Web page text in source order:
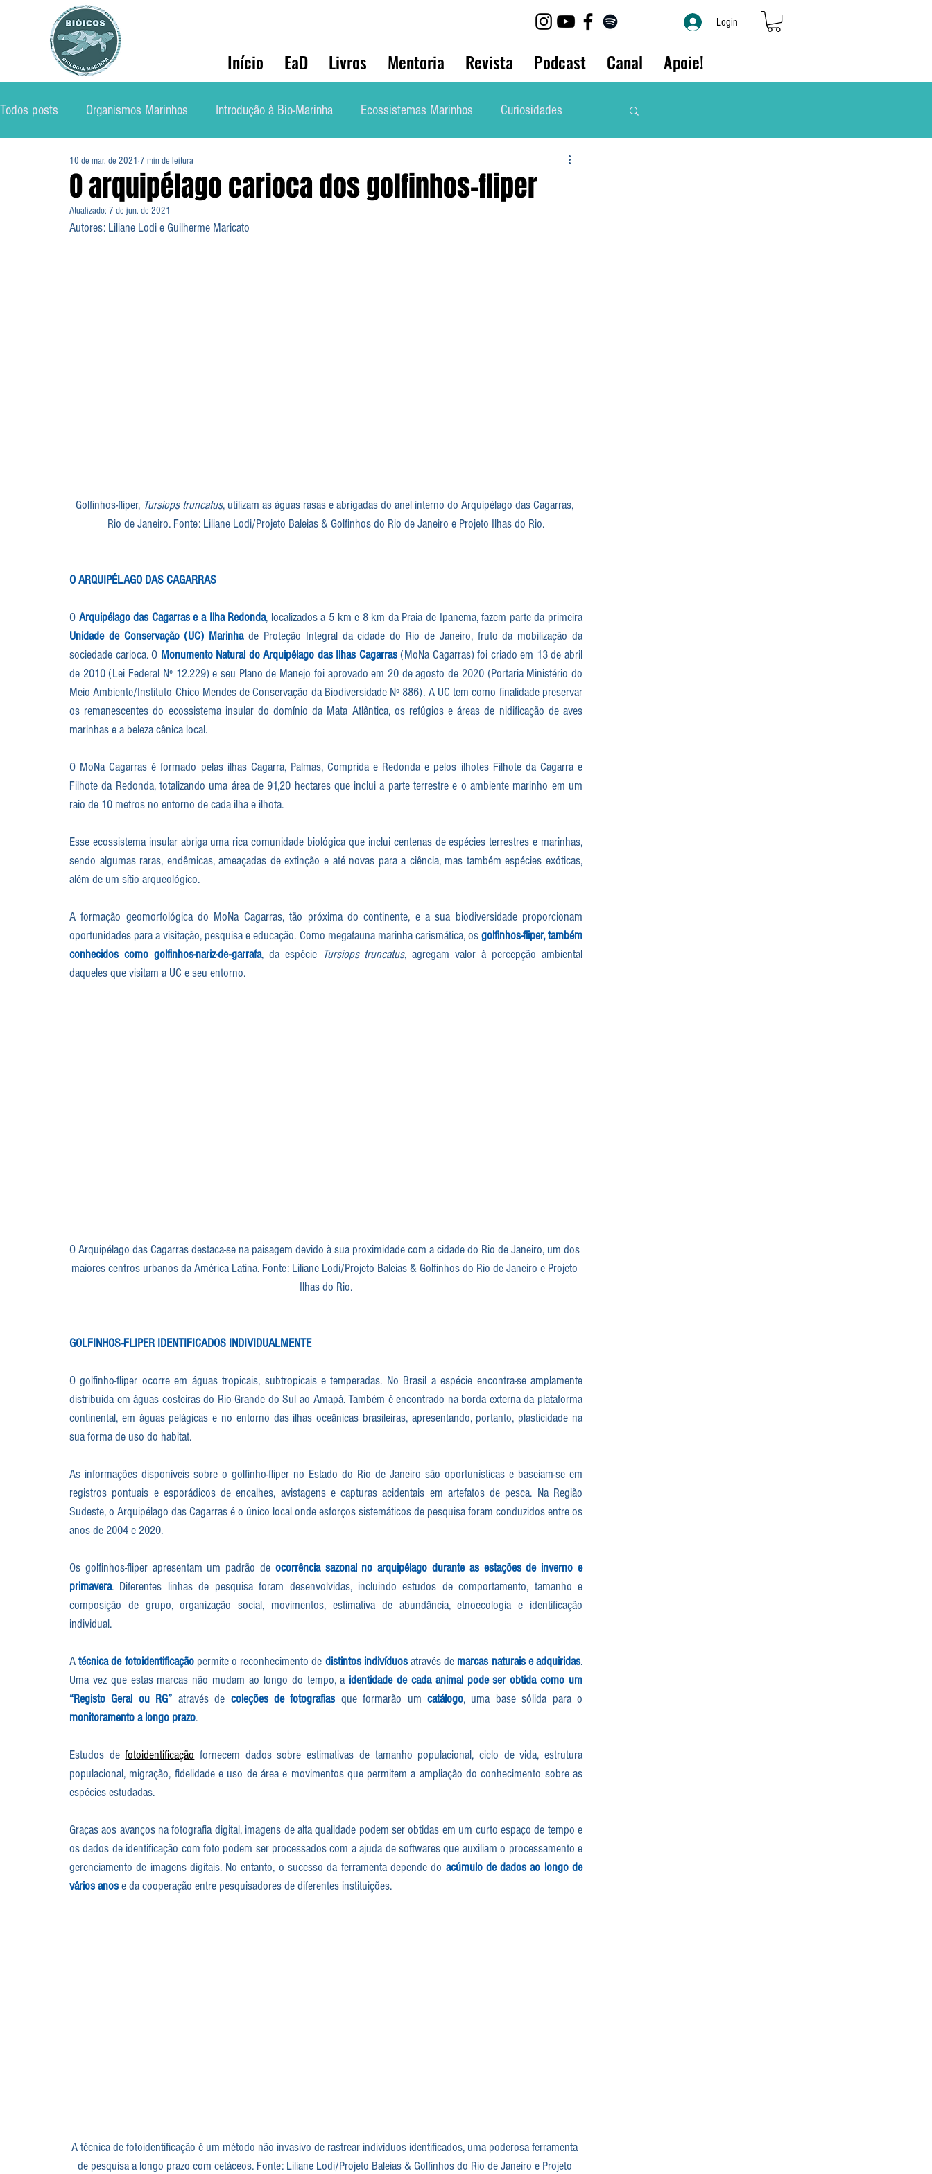
Login
Início EaD Livros Mentoria Revista Podcast Canal Apoie!
Todos posts Organismos Marinhos Introdução à Bio-Marinha Ecossistemas Marinhos Curiosidades
Conservação Ecologia Marinha
Soluções Ambientais Marinhas Biólog@s Marinh@s
O arquipélago carioca dos golfinhos-fliper
10 de mar. de 2021 7 min de leitura
Atualizado: 7 de jun. de 2021
Autores: Liliane Lodi e Guilherme Maricato
Golfinhos-fliper, Tursiops truncatus, utilizam as águas rasas e abrigadas do anel interno do Arquipélago das Cagarras,
Rio de Janeiro. Fonte: Liliane Lodi/Projeto Baleias & Golfinhos do Rio de Janeiro e Projeto Ilhas do Rio.
O ARQUIPÉLAGO DAS CAGARRAS
O Arquipélago das Cagarras e a Ilha Redonda
Unidade de Conservação (UC) Marinha de Proteção Integral da cidade do Rio de Janeiro, fruto da mobilização da
sociedade carioca. O Monumento Natural do Arquipélago das Ilhas Cagarras (MoNa Cagarras) foi criado em 13 de abril
de 2010 (Lei Federal Nº 12.229) e seu Plano de Manejo foi aprovado em 20 de agosto de 2020 (Portaria Ministério do
Meio Ambiente/Instituto Chico Mendes de Conservação da Biodiversidade Nº 886). A UC tem como finalidade preservar
os remanescentes do ecossistema insular do domínio da Mata Atlântica, os refúgios e áreas de nidificação de aves
marinhas e a beleza cênica local.
O MoNa Cagarras é formado pelas ilhas Cagarra, Palmas, Comprida e Redonda e pelos ilhotes Filhote da Cagarra e
Filhote da Redonda, totalizando uma área de 91,20 hectares que inclui a parte terrestre e o ambiente marinho em um
raio de 10 metros no entorno de cada ilha e ilhota.
Esse ecossistema insular abriga uma rica comunidade biológica que inclui centenas de espécies terrestres e marinhas,
sendo algumas raras, endêmicas, ameaçadas de extinção e até novas para a ciência, mas também espécies exóticas,
além de um sítio arqueológico.
A formação geomorfológica do MoNa Cagarras, tão próxima do continente, e a sua biodiversidade proporcionam
oportunidades para a visitação, pesquisa e educação. Como megafauna marinha carismática, os golfinhos-fliper, também
conhecidos como golfinhos-nariz-de-garrafa, da espécie Tursiops truncatus, agregam valor à percepção ambiental
daqueles que visitam a UC e seu entorno.
O Arquipélago das Cagarras destaca-se na paisagem devido à sua proximidade com a cidade do Rio de Janeiro, um dos
maiores centros urbanos da América Latina. Fonte: Liliane Lodi/Projeto Baleias & Golfinhos do Rio de Janeiro e Projeto
Ilhas do Rio.
GOLFINHOS-FLIPER IDENTIFICADOS INDIVIDUALMENTE
O golfinho-fliper ocorre em águas tropicais, subtropicais e temperadas. No Brasil a espécie encontra-se amplamente
distribuída em águas costeiras do Rio Grande do Sul ao Amapá. Também é encontrado na borda externa da plataforma
continental, em águas pelágicas e no entorno das ilhas oceânicas brasileiras, apresentando, portanto, plasticidade na
sua forma de uso do habitat.
As informações disponíveis sobre o golfinho-fliper no Estado do Rio de Janeiro são oportunísticas e baseiam-se em
registros pontuais e esporádicos de encalhes, avistagens e capturas acidentais em artefatos de pesca. Na Região
Sudeste, o Arquipélago das Cagarras é o único local onde esforços sistemáticos de pesquisa foram conduzidos entre os
anos de 2004 e 2020.
Os golfinhos-fliper apresentam um padrão de ocorrência sazonal no arquipélago durante as estações de inverno e
primavera. Diferentes linhas de pesquisa foram desenvolvidas, incluindo estudos de comportamento, tamanho e
composição de grupo, organização social, movimentos, estimativa de abundância, etnoecologia e identificação
individual.
A técnica de fotoidentificação permite o reconhecimento de distintos indivíduos através de marcas naturais e adquiridas.
Uma vez que estas marcas não mudam ao longo do tempo, a identidade de cada animal pode ser obtida como um
“Registo Geral ou RG” através de coleções de fotografias que formarão um catálogo
monitoramento a longo prazo.
Estudos de fotoidentificação fornecem dados sobre estimativas de tamanho populacional, ciclo de vida, estrutura
populacional, migração, fidelidade e uso de área e movimentos que permitem a ampliação do conhecimento sobre as
espécies estudadas.
Graças aos avanços na fotografia digital, imagens de alta qualidade podem ser obtidas em um curto espaço de tempo e
os dados de identificação com foto podem ser processados com a ajuda de softwares que auxiliam o processamento e
gerenciamento de imagens digitais. No entanto, o sucesso da ferramenta depende do acúmulo de dados ao longo de
vários anos e da cooperação entre pesquisadores de diferentes instituições.
A técnica de fotoidentificação é um método não invasivo de rastrear indivíduos identificados, uma poderosa ferramenta
de pesquisa a longo prazo com cetáceos. Fonte: Liliane Lodi/Projeto Baleias & Golfinhos do Rio de Janeiro e Projeto